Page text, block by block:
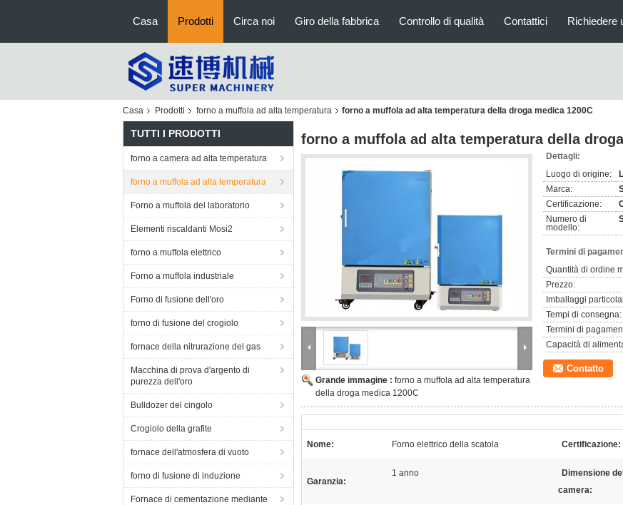
Casa Prodotti Circa noi Giro della fabbrica Controllo di qualità Contattici Richiedere
Casa Prodotti forno a muffola ad alta temperatura forno a muffola ad alta temperatura della droga medica 1200C
TUTTI I PRODOTTI
forno a camera ad alta temperatura
forno a muffola ad alta temperatura
Forno a muffola del laboratorio
Elementi riscaldanti Mosi2
forno a muffola elettrico
Forno a muffola industriale
Forno di fusione dell'oro
forno di fusione del crogiolo
fornace della nitrurazione del gas
Macchina di prova d'argento di
purezza dell'oro
Bulldozer del cingolo
Crogiolo della grafite
fornace dell'atmosfera di vuoto
forno di fusione di induzione
Fornace di cementazione mediante
forno a muffola ad alta temperatura della
Grande immagine : forno a muffola ad alta temperatura
della droga medica 1200C
Dettagli:
Luogo di origine:
Marca:
Certificazione:
Numero di
modello:
Termini di
Quantità di ordine
Prezzo:
Imballaggi
Tempi di consegna:
Termini di
Capacità di
Contatto
Nome: Forno elettrico della scatola Certificazione:
Garanzia:
1 anno
Dimensione
camera: